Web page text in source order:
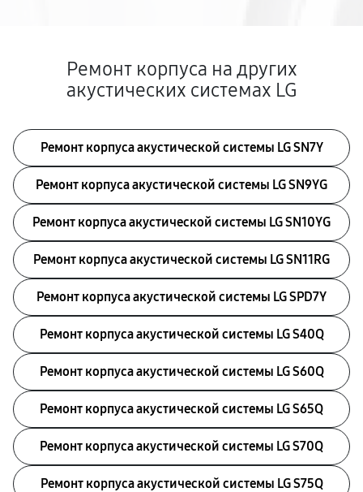
Ремонт корпуса на других
акустических системах LG
Ремонт корпуса акустической системы LG SN7Y
Ремонт корпуса акустической системы LG SN9YG
Ремонт корпуса акустической системы LG SN10YG
Ремонт корпуса акустической системы LG SN11RG
Ремонт корпуса акустической системы LG SPD7Y
Ремонт корпуса акустической системы LG S40Q
Ремонт корпуса акустической системы LG S60Q
Ремонт корпуса акустической системы LG S65Q
Ремонт корпуса акустической системы LG S70Q
Ремонт корпуса акустической системы LG S75Q